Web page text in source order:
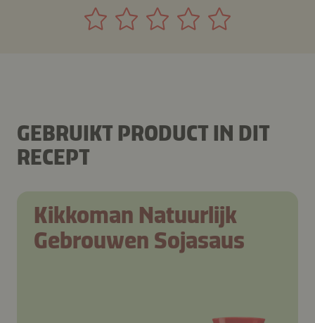
GEBRUIKT PRODUCT IN DIT
RECEPT
Kikkoman Natuurlijk
Gebrouwen Sojasaus